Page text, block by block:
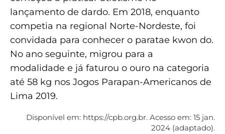
lançamento de dardo. Em 2018, enquanto
competia na regional Norte-Nordeste, foi
convidada para conhecer o paratae kwon do.
No ano seguinte, migrou para a
modalidade e já faturou o ouro na categoria
até 58 kg nos Jogos Parapan-Americanos de
Lima 2019.
Disponível em: https://cpb.org.br. Acesso em: 15 jan.
2024 (adaptado).